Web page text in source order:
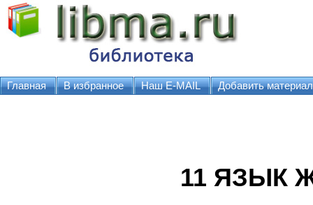
Главная В избранное Наш E-MAIL Добавить материал
11 ЯЗЫК